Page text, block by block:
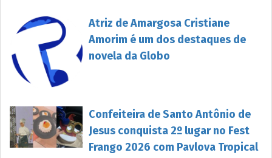
Atriz de Amargosa Cristiane
Amorim é um dos destaques de
novela da Globo
Confeiteira de Santo Antônio de
Jesus conquista 2º lugar no Fest
Frango 2026 com Pavlova Tropical